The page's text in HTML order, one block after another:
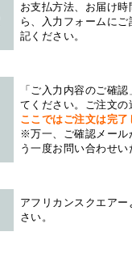
お支払方法、お届け
ら、入力フォームに
記ください。
「ご入力内容のご確
てください。ご注文
ここではご注文は完
※万一、ご確認メール
う一度お問い合わせ
アフリカンスクエアー
さい。